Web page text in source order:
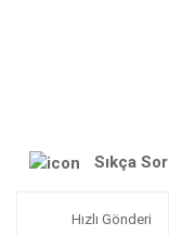
Sıkça
Hızlı Gönderi